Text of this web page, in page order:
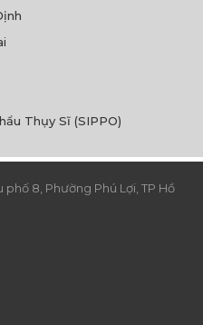
Thụy Sĩ (SIPPO)
phố 8, Phường Phú Lợi, TP Hồ